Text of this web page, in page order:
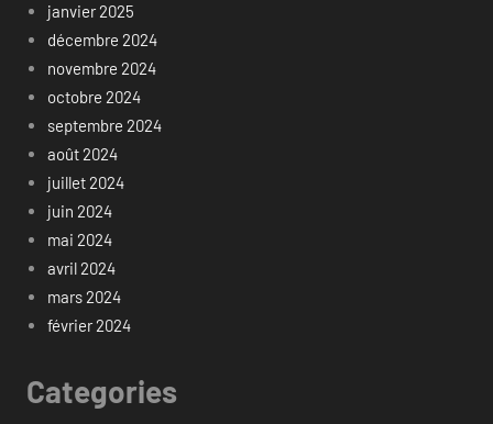
janvier 2025
décembre 2024
novembre 2024
octobre 2024
septembre 2024
août 2024
juillet 2024
juin 2024
mai 2024
avril 2024
mars 2024
février 2024
Categories